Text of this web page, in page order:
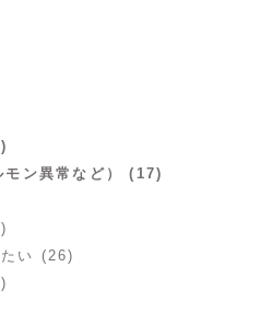
モン異常など） (17)
い (26)